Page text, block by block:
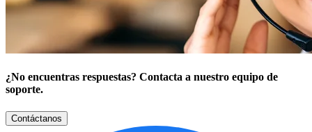
¿No encuentras respuestas? Contacta a nuestro equipo de
soporte.
Contáctanos